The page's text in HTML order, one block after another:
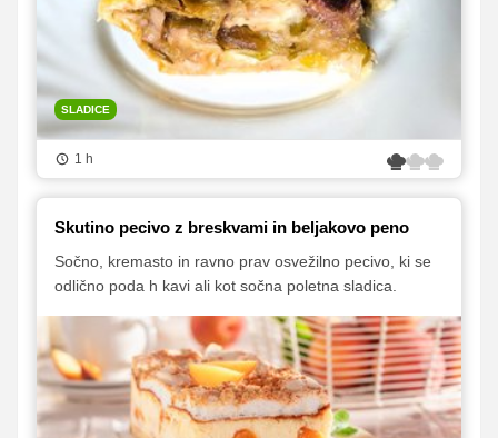
SLADICE
1 h
Skutino pecivo z breskvami in beljakovo peno
Sočno, kremasto in ravno prav osvežilno pecivo, ki se
odlično poda h kavi ali kot sočna poletna sladica.